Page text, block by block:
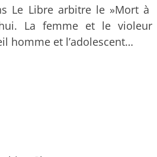
Le Libre arbitre le »Mort à
La femme et le violeur
homme et l’adolescent…